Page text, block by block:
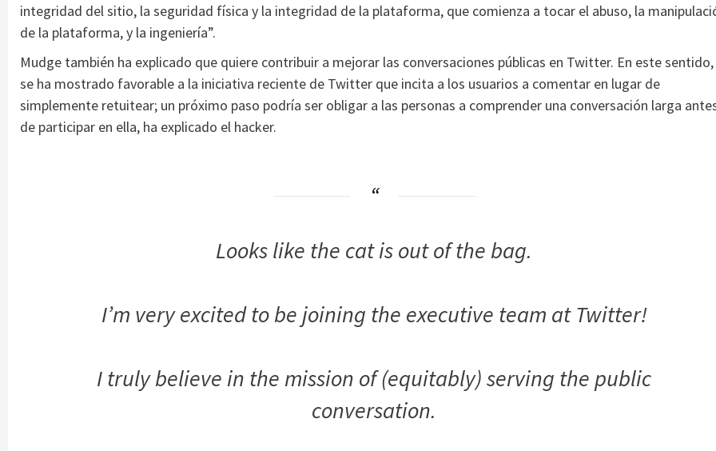
integridad del sitio, la seguridad física y la integridad de la plataforma, que comienza a tocar el abuso, la
de la plataforma, y la ingeniería”.
Mudge también ha explicado que quiere contribuir a mejorar las conversaciones públicas en Twitter. En este sentido,
se ha mostrado favorable a la iniciativa reciente de Twitter que incita a los usuarios a comentar en lugar de
simplemente retuitear; un próximo paso podría ser obligar a las personas a comprender una conversación larga
de participar en ella, ha explicado el hacker.
Looks like the cat is out of the bag.
I’m very excited to be joining the executive team at Twitter!
I truly believe in the mission of (equitably) serving the public
conversation.